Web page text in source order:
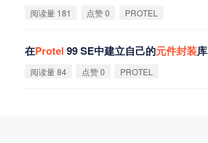
阅读量 181 点赞 0 PROTEL
在Protel 99 SE中建立自己的元件封装库
阅读量 84 点赞 0 PROTEL